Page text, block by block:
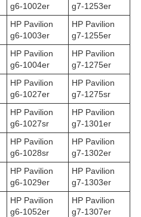
g6-1002er
g7-1253er
HP Pavilion
g6-1003er
HP Pavilion
g7-1255er
HP Pavilion
g6-1004er
HP Pavilion
g7-1275er
HP Pavilion
g6-1027er
HP Pavilion
g7-1275sr
HP Pavilion
g6-1027sr
HP Pavilion
g7-1301er
HP Pavilion
g6-1028sr
HP Pavilion
g7-1302er
HP Pavilion
g6-1029er
HP Pavilion
g7-1303er
HP Pavilion
g6-1052er
HP Pavilion
g7-1307er